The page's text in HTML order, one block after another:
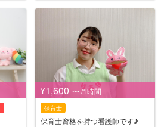
¥1,600 〜 /1時間
保育士
保育士資格を持つ看護師です♪